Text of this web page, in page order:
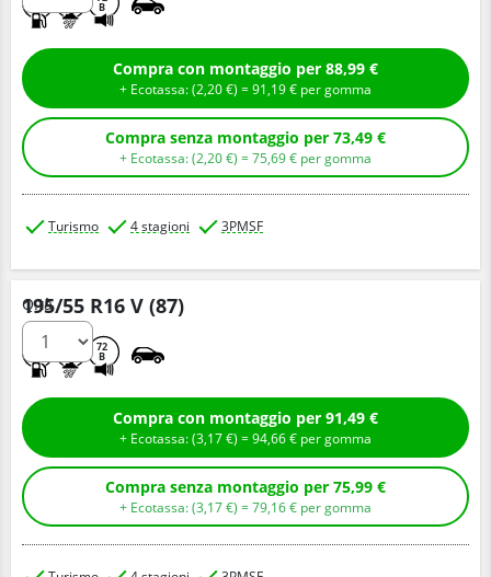
B
Compra con montaggio per 88,99 €
+ Ecotassa: (2,20€ ) =91,19€ per gomma
Compra senza montaggio per 73,49 €
+ Ecotassa: (2,20€ ) =75,69€ per gomma
Turismo 4 stagioni 3PMSF
195/55 R16 V (87)
72
B
Q.tà
Compra con montaggio per 91,49 €
+ Ecotassa: (3,17€ ) =94,66€ per gomma
Compra senza montaggio per 75,99 €
+ Ecotassa: (3,17€ ) =79,16€ per gomma